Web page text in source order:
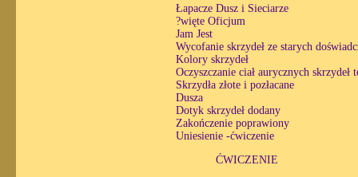
Łapacze Dusz i Sieciarze
?więte Oficjum
Jam Jest
Wycofanie skrzydeł ze starych
Kolory skrzydeł
Oczyszczanie ciał aurycznych
Skrzydła złote i pozłacane
Dusza
Dotyk skrzydeł dodany
Zakończenie poprawiony
Uniesienie -ćwiczenie
ĆWICZENIE